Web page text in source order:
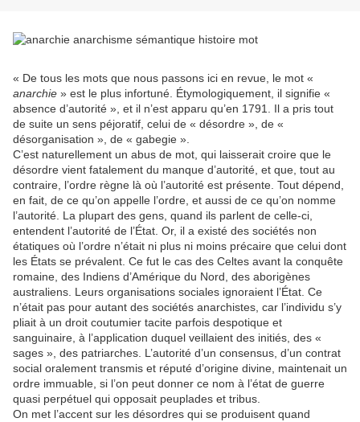
« De tous les mots que nous passons ici en revue, le mot «
anarchie » est le plus infortuné. Étymologiquement, il signifie «
absence d’autorité », et il n’est apparu qu’en 1791. Il a pris tout
de suite un sens péjoratif, celui de « désordre », de «
désorganisation », de « gabegie ».
C’est naturellement un abus de mot, qui laisserait croire que le
désordre vient fatalement du manque d’autorité, et que, tout au
contraire, l’ordre règne là où l’autorité est présente. Tout dépend,
en fait, de ce qu’on appelle l’ordre, et aussi de ce qu’on nomme
l’autorité. La plupart des gens, quand ils parlent de celle-ci,
entendent l’autorité de l’État. Or, il a existé des sociétés non
étatiques où l’ordre n’était ni plus ni moins précaire que celui dont
les États se prévalent. Ce fut le cas des Celtes avant la conquête
romaine, des Indiens d’Amérique du Nord, des aborigènes
australiens. Leurs organisations sociales ignoraient l’État. Ce
n’était pas pour autant des sociétés anarchistes, car l’individu s’y
pliait à un droit coutumier tacite parfois despotique et
sanguinaire, à l’application duquel veillaient des initiés, des «
sages », des patriarches. L’autorité d’un consensus, d’un contrat
social oralement transmis et réputé d’origine divine, maintenait un
ordre immuable, si l’on peut donner ce nom à l’état de guerre
quasi perpétuel qui opposait peuplades et tribus.
On met l’accent sur les désordres qui se produisent quand